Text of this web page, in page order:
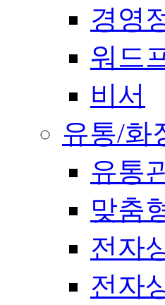
경영
워드
비서
유통/화
유통
맞춤
전자
전자